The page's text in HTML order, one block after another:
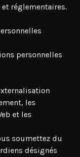
réglementaires.
personnelles
les
et les
soumettez du
désignés